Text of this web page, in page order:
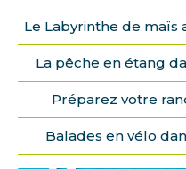
Le Labyrinthe de maïs
La pêche en étang
Préparez votre
Balades en vélo